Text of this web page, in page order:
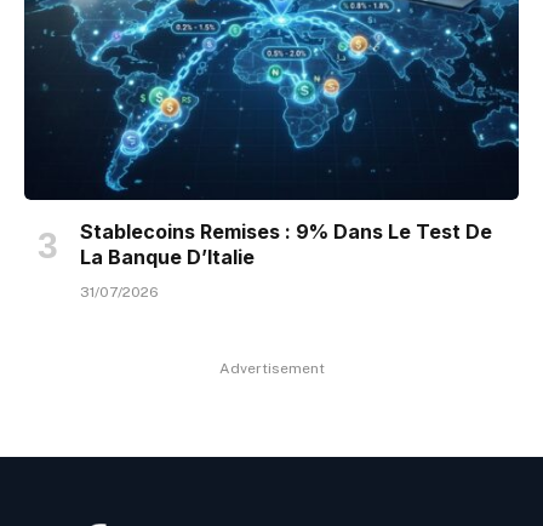
Stablecoins Remises : 9% Dans Le Test De
La Banque D’Italie
31/07/2026
Advertisement